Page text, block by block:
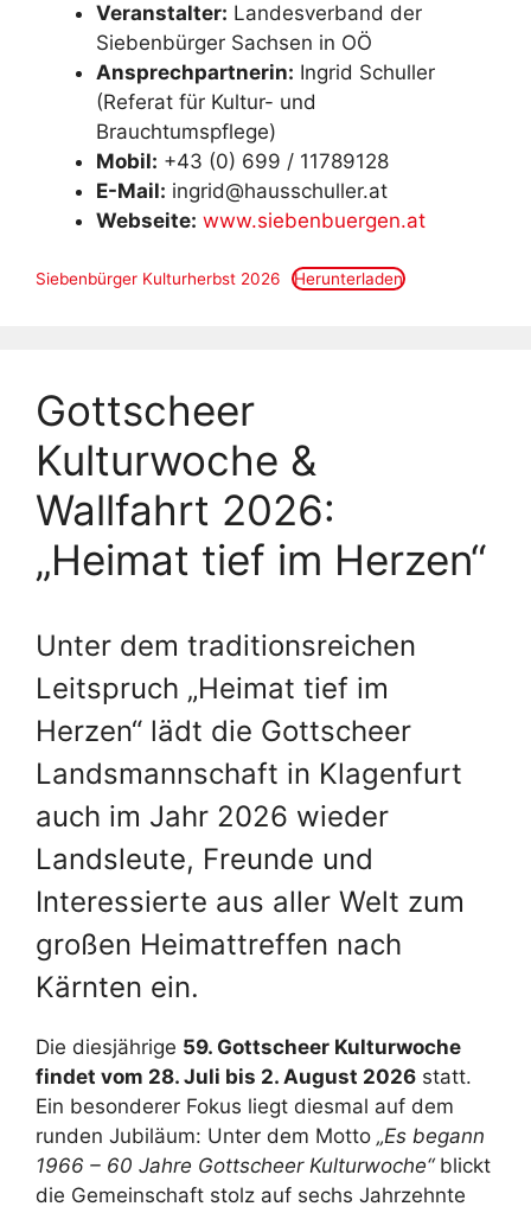
Veranstalter: Landesverband der
Siebenbürger Sachsen in OÖ
Ansprechpartnerin: Ingrid Schuller
(Referat für Kultur- und
Brauchtumspflege)
Mobil: +43 (0) 699 / 11789128
E-Mail: ingrid@hausschuller.at
Webseite: www.siebenbuergen.at
Siebenbürger Kulturherbst 2026 Herunterladen
Gottscheer
Kulturwoche &
Wallfahrt 2026:
„Heimat tief im Herzen“
Unter dem traditionsreichen
Leitspruch „Heimat tief im
Herzen“ lädt die Gottscheer
Landsmannschaft in Klagenfurt
auch im Jahr 2026 wieder
Landsleute, Freunde und
Interessierte aus aller Welt zum
großen Heimattreffen nach
Kärnten ein.
Die diesjährige 59. Gottscheer Kulturwoche
findet vom 28. Juli bis 2. August 2026 statt.
Ein besonderer Fokus liegt diesmal auf dem
runden Jubiläum: Unter dem Motto „Es begann
1966 – 60 Jahre Gottscheer Kulturwoche“blickt
die Gemeinschaft stolz auf sechs Jahrzehnte